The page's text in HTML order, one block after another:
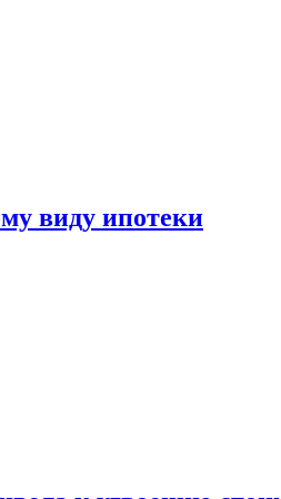
виду ипотеки